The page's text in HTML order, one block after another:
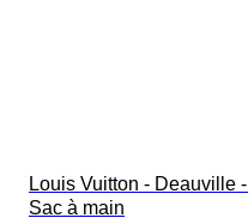
Louis Vuitton - Deauville -
Sac à main